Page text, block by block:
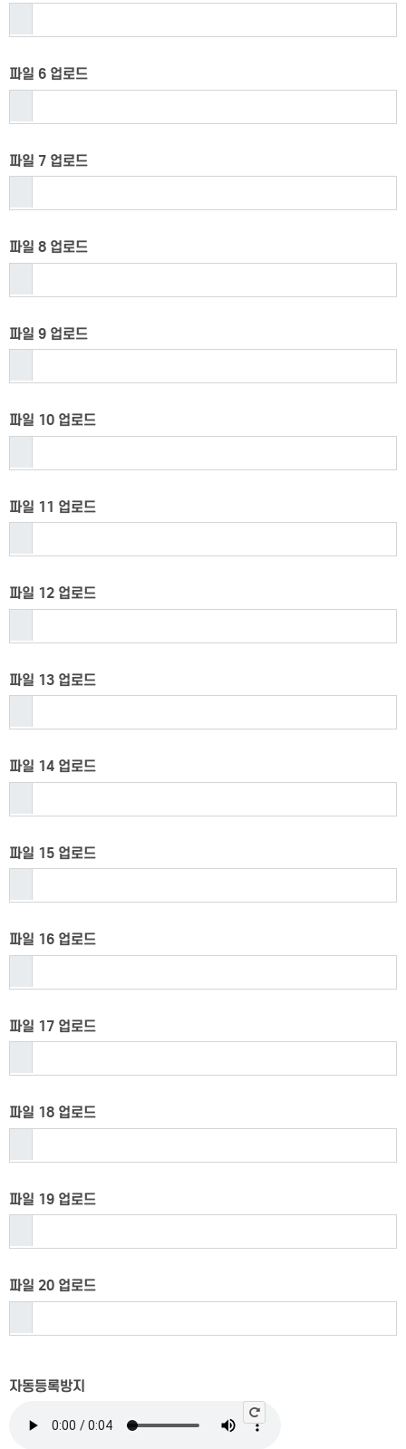
파일 6 업로드
파일 7 업로드
파일 8 업로드
파일 9 업로드
파일 10 업로드
파일 11 업로드
파일 12 업로드
파일 13 업로드
파일 14 업로드
파일 15 업로드
파일 16 업로드
파일 17 업로드
파일 18 업로드
파일 19 업로드
파일 20 업로드
자동등록방지